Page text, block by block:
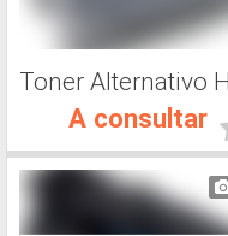
A consultar